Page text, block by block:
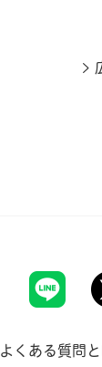
よくある質問